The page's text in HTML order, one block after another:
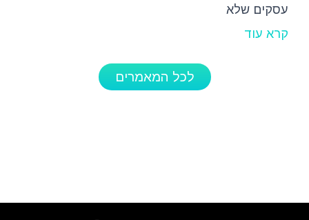
עסקים שלא
קרא עוד
לכל המאמרים